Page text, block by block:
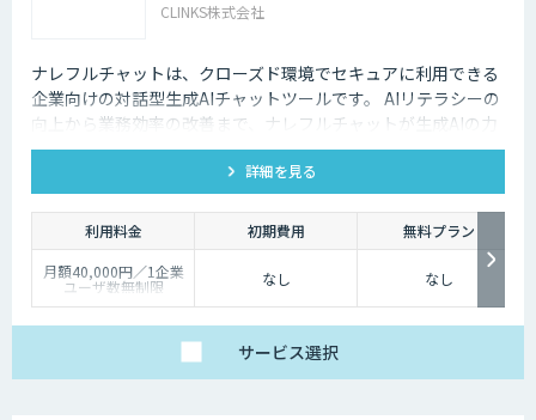
CLINKS株式会社
ナレフルチャットは、クローズド環境でセキュアに利用できる
企業向けの対話型生成AIチャットツールです。 AIリテラシーの
向上から業務効率の改善まで、ナレフルチャットが生成AIの力
を最大限に引き出し、生成AI活用をトータルでサポートしま
詳細を見る
利用料金 初期費用
無料プラン
月額40,000円／1企業
ユーザ数無制限 なし なし
サービス選択